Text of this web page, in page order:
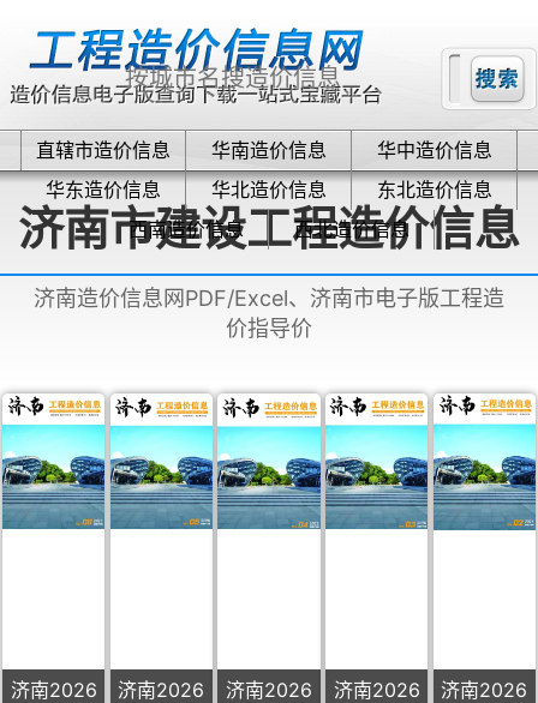
直辖市造价信息 华南造价信息
华中造价信息
华东造价信息
华北造价信息
东北造价信息
西南造价信息
西北造价信息
济南市建设工程造价信息
济南造价信息网PDF/Excel、济南市电子版工程造
价指导价
济南2026
济南2026
济南2026
济南2026
济南2026